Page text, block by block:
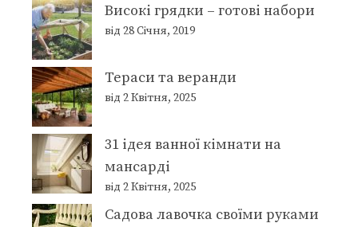
Високі грядки – готові набори
від 28 Січня, 2019
Тераси та веранди
від 2 Квітня, 2025
31 ідея ванної кімнати на
мансарді
від 2 Квітня, 2025
Садова лавочка своїми руками